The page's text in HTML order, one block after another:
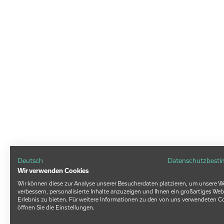
Deutsch
Wir verwenden Cookies
Wir können diese zur Analyse unserer Besucherdaten platzieren, um unsere
verbessern, personalisierte Inhalte anzuzeigen und Ihnen ein großartiges
Erlebnis zu bieten. Für weitere Informationen zu den von uns verwendeten
öffnen Sie die Einstellungen.